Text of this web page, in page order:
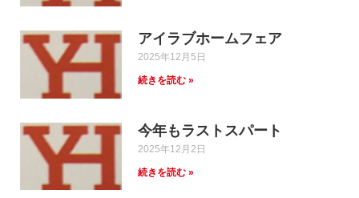
アイラブホームフェア
2025年12月5日
続きを読む »
今年もラストスパート
2025年12月2日
続きを読む »